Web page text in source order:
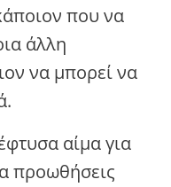
που να
άλλη
να μπορεί να
αίμα για
προωθήσεις